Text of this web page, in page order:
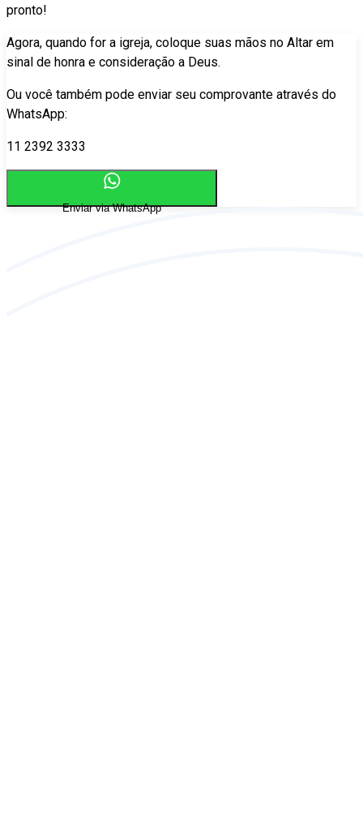
pronto!
Agora, quando for a igreja, coloque suas mãos no Altar em
sinal de honra e consideração a Deus.
Ou você também pode enviar seu comprovante através do
WhatsApp:
11 2392 3333
Enviar via WhatsApp